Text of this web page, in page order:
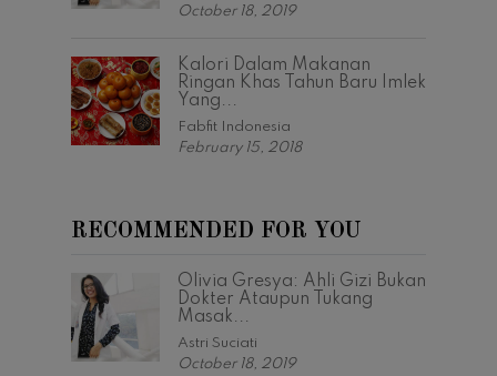
October 18, 2019
Kalori Dalam Makanan
Ringan Khas Tahun Baru Imlek
Yang...
Fabfit Indonesia
February 15, 2018
RECOMMENDED FOR YOU
Olivia Gresya: Ahli Gizi Bukan
Dokter Ataupun Tukang
Masak...
Astri Suciati
October 18, 2019